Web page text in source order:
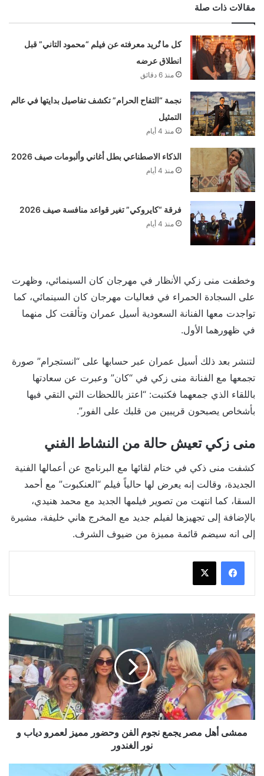
مقالات ذات صلة
كل ما تٌريد معرفته عن فيلم “محمود التاني” قبل
انطلاق عرضه
منذ 6 دقائق
نجمة “التفاح الحرام” تكشف تفاصيل بدايتها في عالم
التمثيل
منذ 4 أيام
الذكاء الاصطناعي بطل أغاني وألبومات صيف 2026
منذ 4 أيام
فرقة “كايروكي” تغير قواعد منافسة صيف 2026
منذ 4 أيام
وخطفت منى زكي الأنظار في مهرجان كان السينمائي، وظهرت
على السجادة الحمراء في فعاليات مهرجان كان السينمائي، كما
تواجدت معها الفنانة السعودية أسيل عمران وتألقت كل منهما
في ظهورهما الأول.
لتنشر بعد ذلك أسيل عمران عبر حسابها على “انستجرام” صورة
تجمعها مع الفنانة منى زكي في “كان” وعبرت عن سعادتها
باللقاء الذي جمعهما فكتبت: “اعتز باللحظات التي التقي فيها
بأشخاص يصبحون قريبين من قلبك على الفور”.
منى زكي تعيش حالة من النشاط الفني
كشفت منى ذكي في ختام لقائها مع البرنامج عن أعمالها الفنية
الجديدة، وقالت إنه يعرض لها حالياً فيلم “العنكبوت” مع أحمد
السقا، كما انتهت من تصوير فيلمها الجديد مع محمد هنيدي،
بالإضافة إلى تجهيزها لفيلم جديد مع المخرج هاني خليفة، مشيرة
إلى انه سيضم قائمة مميزة من ضيوف الشرف.
ممشى
أهل
مصر
يجمع
نجوم
الفن
وحضور
مميز
لعمرو
دياب
الغندور
ممشى أهل مصر يجمع نجوم الفن وحضور مميز لعمرو دياب و
نور الغندور
درة